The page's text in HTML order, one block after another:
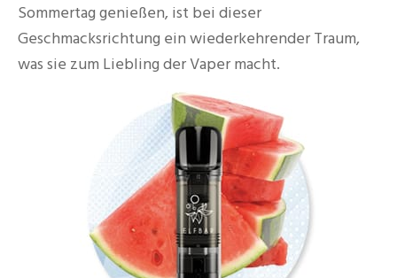
Sommertag genießen, ist bei dieser
Geschmacksrichtung ein wiederkehrender Traum,
was sie zum Liebling der Vaper macht.